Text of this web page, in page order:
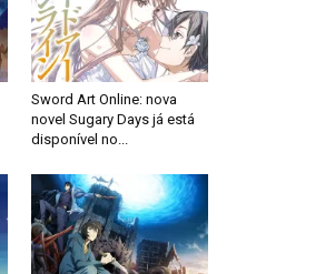
Sword Art Online: nova
novel Sugary Days já está
disponível no...